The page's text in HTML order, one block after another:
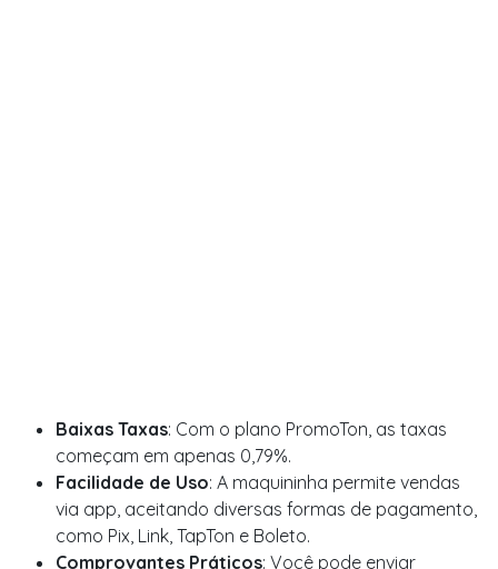
Baixas Taxas: Com o plano PromoTon, as taxas
começam em apenas 0,79%.
Facilidade de Uso: A maquininha permite vendas
via app, aceitando diversas formas de pagamento,
como Pix, Link, TapTon e Boleto.
Comprovantes Práticos: Você pode enviar